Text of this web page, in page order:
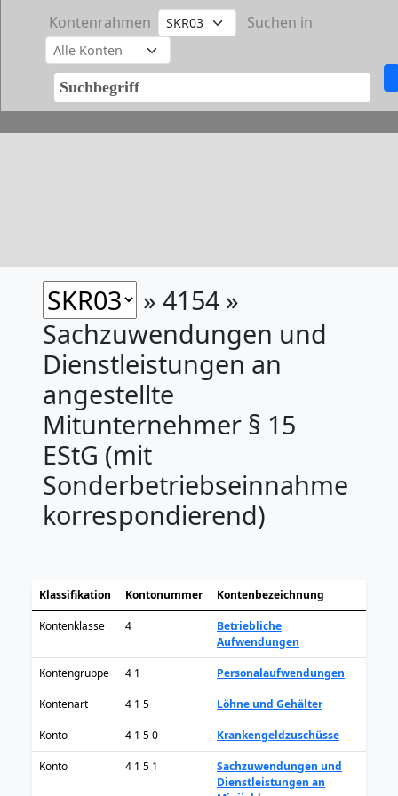
Kontenrahmen Suchen in
» 4154 »
Sachzuwendungen und
Dienstleistungen an
angestellte
Mitunternehmer § 15
EStG (mit
Sonderbetriebseinnahme
korrespondierend)
Klassifikation Kontonummer Kontenbezeichnung
Kontenklasse 4
Betriebliche
Aufwendungen
Kontengruppe 4 1 Personalaufwendungen
Kontenart 4 1 5 Löhne und Gehälter
Konto 4 1 5 0 Krankengeldzuschüsse
Konto 4 1 5 1
Sachzuwendungen und
Dienstleistungen an